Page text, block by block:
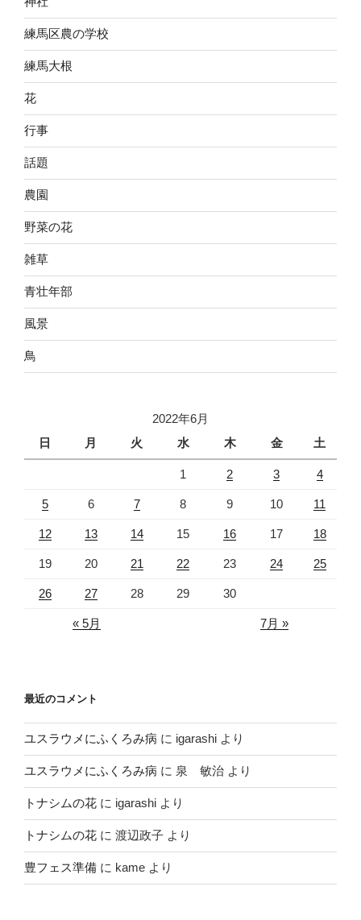
練馬区農の学校
練馬大根
花
行事
話題
農園
野菜の花
雑草
青壮年部
風景
鳥
2022年6月
日
月 火 水 木 金 土
1 2 3 4
5 6 7 8 9 10 11
12 13 14 15 16 17 18
19 20 21 22 23 24 25
26 27 28 29 30
« 5月 7月 »
最近のコメント
ユスラウメにふくろみ病 に igarashi より
ユスラウメにふくろみ病 に 泉 敏治 より
トナシムの花 に igarashi より
トナシムの花 に 渡辺政子 より
豊フェス準備 に kame より